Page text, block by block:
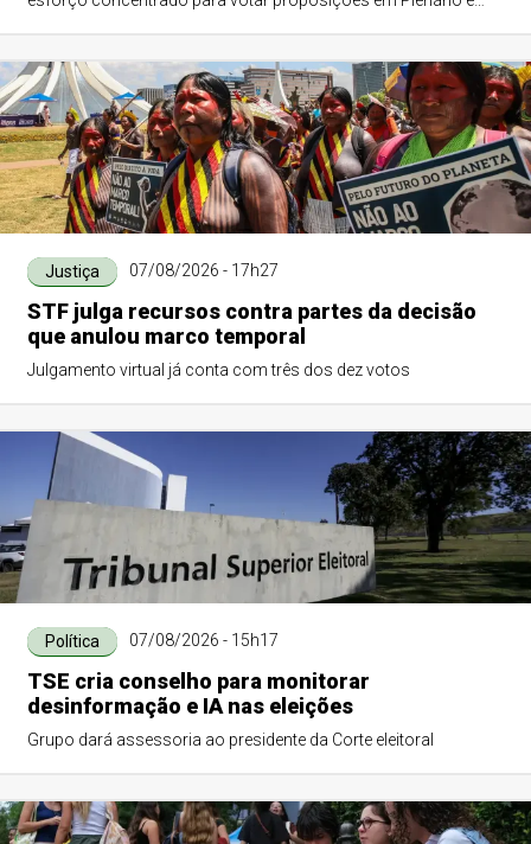
Justiça 07/08/2026 - 17h27
STF julga recursos contra partes da decisão
que anulou marco temporal
Julgamento virtual já conta com três dos dez votos
Política 07/08/2026 - 15h17
TSE cria conselho para monitorar
desinformação e IA nas eleições
Grupo dará assessoria ao presidente da Corte eleitoral